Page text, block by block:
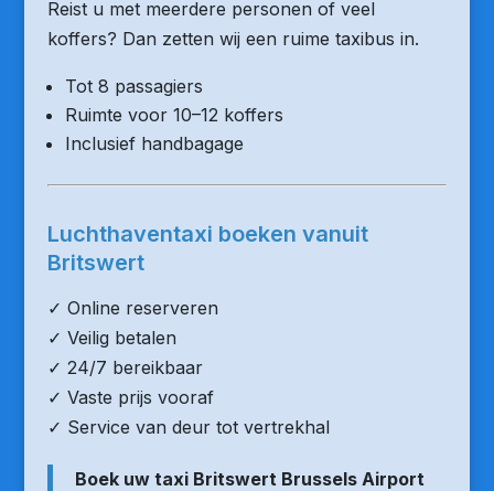
Reist u met meerdere personen of veel
koffers? Dan zetten wij een ruime taxibus in.
Tot 8 passagiers
Ruimte voor 10–12 koffers
Inclusief handbagage
Luchthaventaxi boeken vanuit
Britswert
✓ Online reserveren
✓ Veilig betalen
✓ 24/7 bereikbaar
✓ Vaste prijs vooraf
✓ Service van deur tot vertrekhal
Boek uw taxi Britswert Brussels Airport